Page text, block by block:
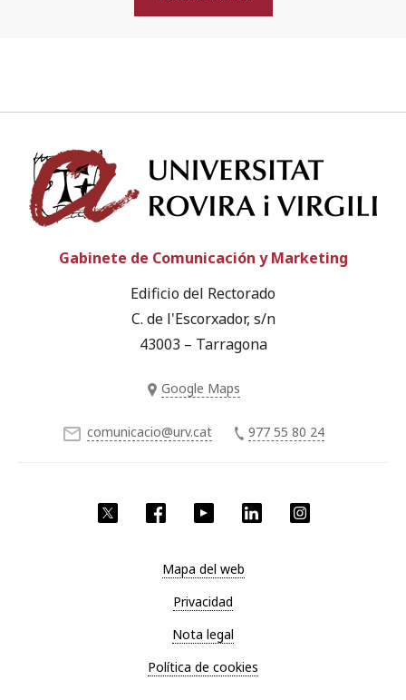
Twitter Facebook YouTube LinkedIn
Gabinete de Comunicación y Marketing
Edificio del Rectorado
C. de l'Escorxador, s/n
43003 – Tarragona
Google Maps
comunicacio@urv.cat 977 55 80 24
Mapa del web
Privacidad
Nota legal
Política de cookies